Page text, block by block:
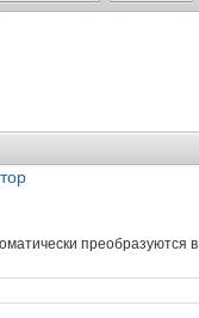
преобразуются